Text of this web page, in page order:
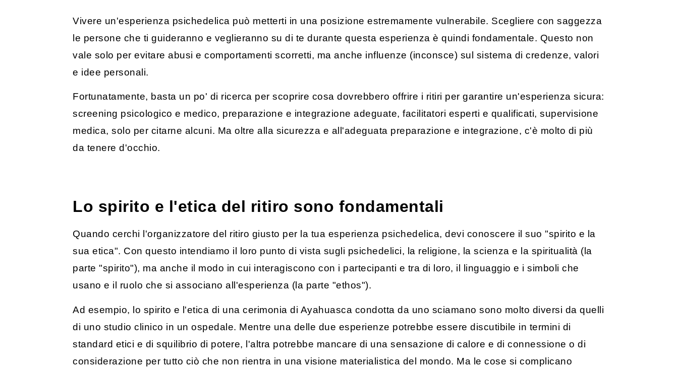
Vivere un'esperienza psichedelica può metterti in una posizione estremamente vulnerabile. Scegliere con saggezza
le persone che ti guideranno e veglieranno su di te durante questa esperienza è quindi fondamentale. Questo non
vale solo per evitare abusi e comportamenti scorretti, ma anche influenze (inconsce) sul sistema di credenze, valori
e idee personali.
Fortunatamente, basta un po' di ricerca per scoprire cosa dovrebbero offrire i ritiri per garantire un'esperienza sicura:
screening psicologico e medico, preparazione e integrazione adeguate, facilitatori esperti e qualificati, supervisione
medica, solo per citarne alcuni. Ma oltre alla sicurezza e all'adeguata preparazione e integrazione, c'è molto di più
da tenere d'occhio.
Lo spirito e l'etica del ritiro sono fondamentali
Quando cerchi l'organizzatore del ritiro giusto per la tua esperienza psichedelica, devi conoscere il suo "spirito e la
sua etica". Con questo intendiamo il loro punto di vista sugli psichedelici, la religione, la scienza e la spiritualità (la
parte "spirito"), ma anche il modo in cui interagiscono con i partecipanti e tra di loro, il linguaggio e i simboli che
usano e il ruolo che si associano all'esperienza (la parte "ethos").
Ad esempio, lo spirito e l'etica di una cerimonia di Ayahuasca condotta da uno sciamano sono molto diversi da quelli
di uno studio clinico in un ospedale. Mentre una delle due esperienze potrebbe essere discutibile in termini di
standard etici e di squilibrio di potere, l'altra potrebbe mancare di una sensazione di calore e di connessione o di
considerazione per tutto ciò che non rientra in una visione materialistica del mondo. Ma le cose si complicano